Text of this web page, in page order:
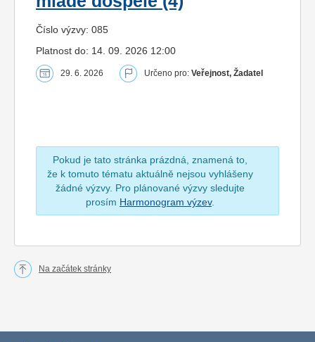
Číslo výzvy: 085
Platnost do: 14. 09. 2026 12:00
29. 6. 2026 Určeno pro: Veřejnost, Žadatel
Pokud je tato stránka prázdná, znamená to,
že k tomuto tématu aktuálně nejsou vyhlášeny
žádné výzvy. Pro plánované výzvy sledujte
prosím Harmonogram výzev.
Na začátek stránky